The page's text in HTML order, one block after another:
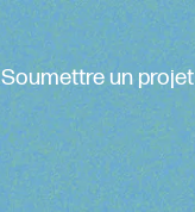
Soumettre un projet